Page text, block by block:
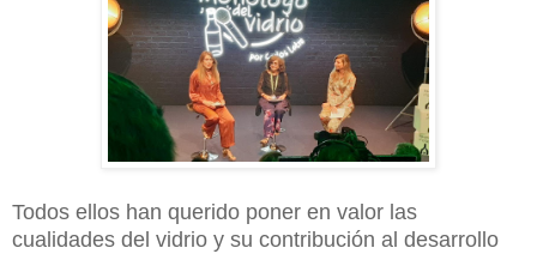
Todos ellos han querido poner en valor las
cualidades del vidrio y su contribución al desarrollo